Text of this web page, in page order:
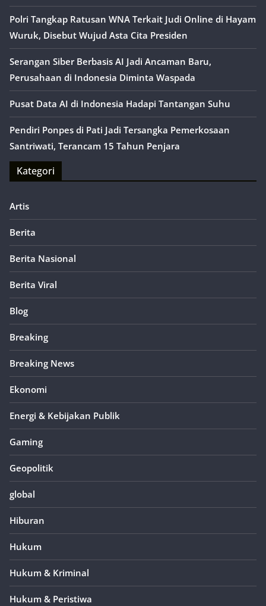
Polri Tangkap Ratusan WNA Terkait Judi Online di Hayam
Wuruk, Disebut Wujud Asta Cita Presiden
Serangan Siber Berbasis AI Jadi Ancaman Baru,
Perusahaan di Indonesia Diminta Waspada
Pusat Data AI di Indonesia Hadapi Tantangan Suhu
Pendiri Ponpes di Pati Jadi Tersangka Pemerkosaan
Santriwati, Terancam 15 Tahun Penjara
Kategori
Artis
Berita
Berita Nasional
Berita Viral
Blog
Breaking
Breaking News
Ekonomi
Energi & Kebijakan Publik
Gaming
Geopolitik
global
Hiburan
Hukum
Hukum & Kriminal
Hukum & Peristiwa